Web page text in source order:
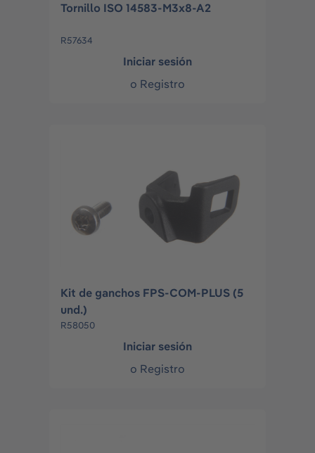
Tornillo ISO 14583-M3x8-A2
R57634
Iniciar sesión
o Registro
Kit de ganchos FPS-COM-PLUS (5
und.)
R58050
Iniciar sesión
o Registro